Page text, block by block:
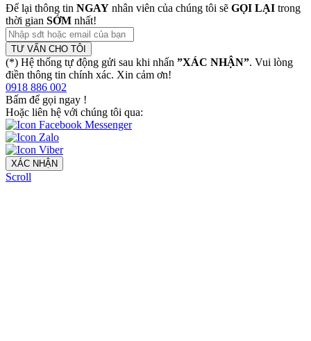
Để lại thông tin NGAY nhân viên của chúng tôi sẽ GỌI LẠI trong
thời gian SỚM nhất!
TƯ VẤN CHO TÔI
(*) Hệ thống tự động gửi sau khi nhấn ”XÁC NHẬN”. Vui lòng
điền thông tin chính xác. Xin cảm ơn!
0918 886 002
Bấm để gọi ngay !
Hoặc liên hệ với chúng tôi qua:
XÁC NHẬN
Scroll